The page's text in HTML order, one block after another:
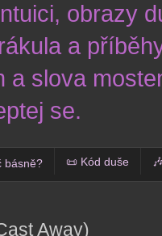
obrazy
a
a slova
se.
básně? 📜 Kód duše
Away)